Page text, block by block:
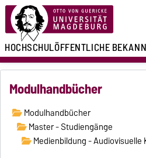
HOCHSCHULÖFFENTLICHE
Modulhandbücher
Modulhandbücher
Master - Studiengänge
Medienbildung -